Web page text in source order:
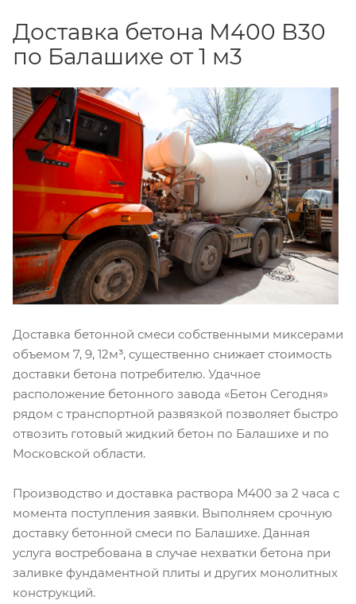
Доставка бетона М400 В30
по Балашихе от 1 м3
Доставка бетонной смеси собственными миксерами
объемом 7, 9, 12м³, существенно снижает стоимость
доставки бетона потребителю. Удачное
расположение бетонного завода «Бетон Сегодня»
рядом с транспортной развязкой позволяет быстро
отвозить готовый жидкий бетон по Балашихе и по
Московской области.
Производство и доставка раствора М400 за 2 часа с
момента поступления заявки. Выполняем срочную
доставку бетонной смеси по Балашихе. Данная
услуга востребована в случае нехватки бетона при
заливке фундаментной плиты и других монолитных
конструкций.